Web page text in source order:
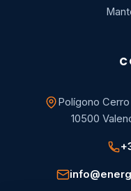
Polígono
10500